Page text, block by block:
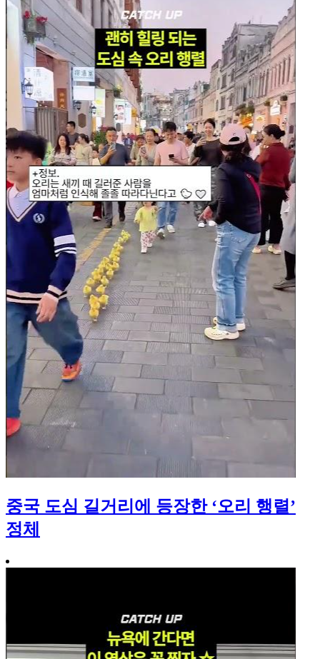
중국 도심 길거리에 등장한 ‘오리 행렬’
정체